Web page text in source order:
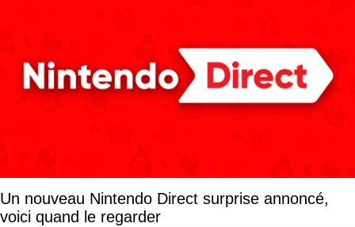
Un nouveau Nintendo Direct surprise annoncé,
voici quand le regarder